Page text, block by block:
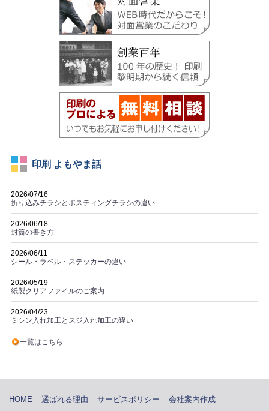
印刷 よもやま話
2026/07/16
折り込みチラシとポスティングチラシの違い
2026/06/18
封筒の書き方
2026/06/11
シール・ラベル・ステッカーの違い
2026/05/19
紙製クリアファイルのご案内
2026/04/23
ミシン入れ加工とスジ入れ加工の違い
一覧はこちら
HOME 選ばれる理由 サービスポリシー 会社案内作成